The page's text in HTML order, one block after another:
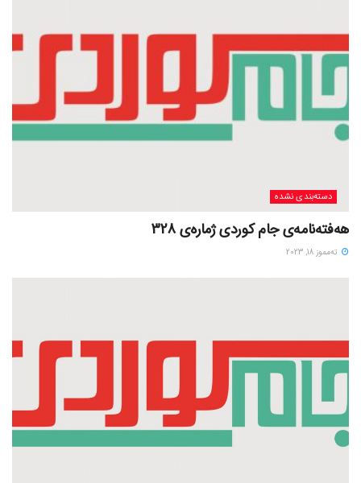
دسته‌بندی نشده
هەفتەنامەی جام کوردی ژمارەی 328
ته‌مموز 18, 2023